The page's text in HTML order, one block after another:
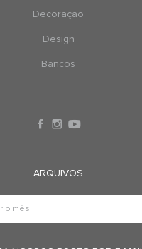
Decoração
Design
Bancos
ARQUIVOS